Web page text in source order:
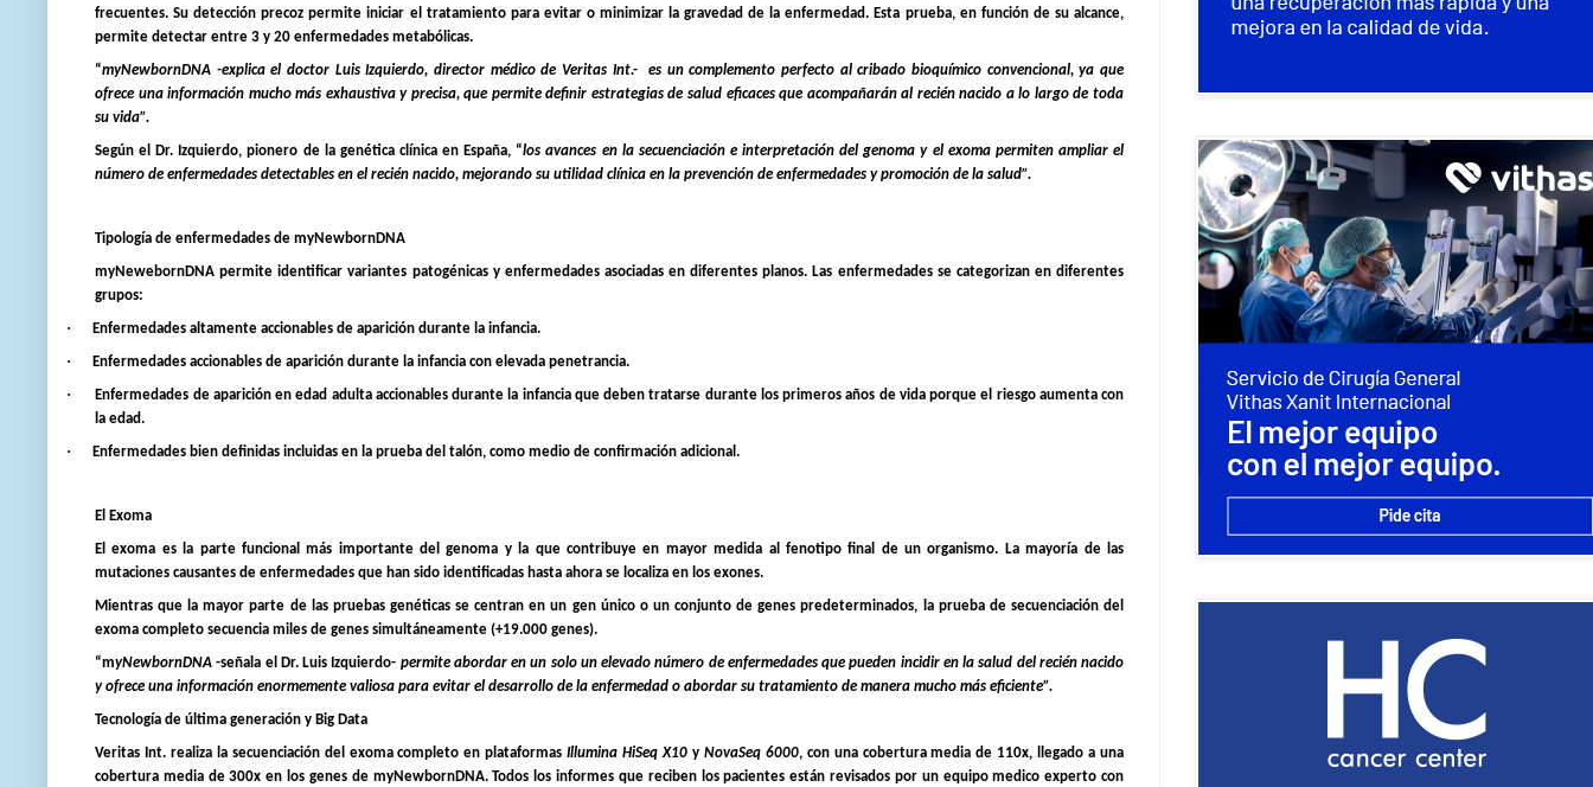
frecuentes. Su detección precoz permite iniciar el tratamiento para evitar o minimizar la gravedad de la enfermedad. Esta prueba, en función de su alcance,
permite detectar entre 3 y 20 enfermedades metabólicas.
“myNewbornDNA -explica el doctor Luis Izquierdo, director médico de Veritas Int.-
es un complemento perfecto al cribado bioquímico convencional, ya que
ofrece una información mucho más exhaustiva y precisa, que permite definir estrategias de salud eficaces que acompañarán al recién nacido a lo largo de toda
su vida”.
Según el Dr. Izquierdo, pionero de la genética clínica en España, “los avances en la secuenciación e interpretación del genoma y el exoma permiten ampliar el
número de enfermedades detectables en el recién nacido, mejorando su utilidad clínica en la prevención de enfermedades y promoción de la salud”.
Tipología de enfermedades de myNewbornDNA
myNewebornDNA permite identificar variantes patogénicas y enfermedades asociadas en diferentes planos. Las enfermedades se categorizan en diferentes
grupos:
· Enfermedades altamente accionables de aparición durante la infancia.
· Enfermedades accionables de aparición durante la infancia con elevada penetrancia.
· Enfermedades de aparición en edad adulta accionables durante la infanciaque deben tratarse durante los primeros años de vida porque el riesgo aumenta con
la edad.
· Enfermedades bien definidas incluidas en la prueba del talón, como medio de confirmación adicional.
El Exoma
El exoma es la parte funcional más importante del genoma y la que contribuye en mayor medida al fenotipo final de un organismo. La mayoría de las
mutaciones causantes de enfermedades que han sido identificadas hasta ahora se localiza en los exones.
Mientras que la mayor parte de las pruebas genéticas se centran en un gen único o un conjunto de genes predeterminados, la prueba de secuenciación del
exoma completo secuencia miles de genes simultáneamente (+19.000 genes).
“myNewbornDNA -señala el Dr. Luis Izquierdo- permite abordar en un solo un elevado número de enfermedades que pueden incidir en la salud del recién nacido
y ofrece una información enormemente valiosa para evitar el desarrollo de la enfermedad o abordar su tratamiento de manera mucho más eficiente”.
Tecnología de última generación y Big Data
Veritas Int. realiza la secuenciación del exoma completo en plataformasIllumina HiSeq X10 y NovaSeq 6000, con una cobertura media de 110x, llegado a una
cobertura media de 300x en los genes de myNewbornDNA. Todos los informes que reciben los pacientes están revisados por un equipo medico experto con